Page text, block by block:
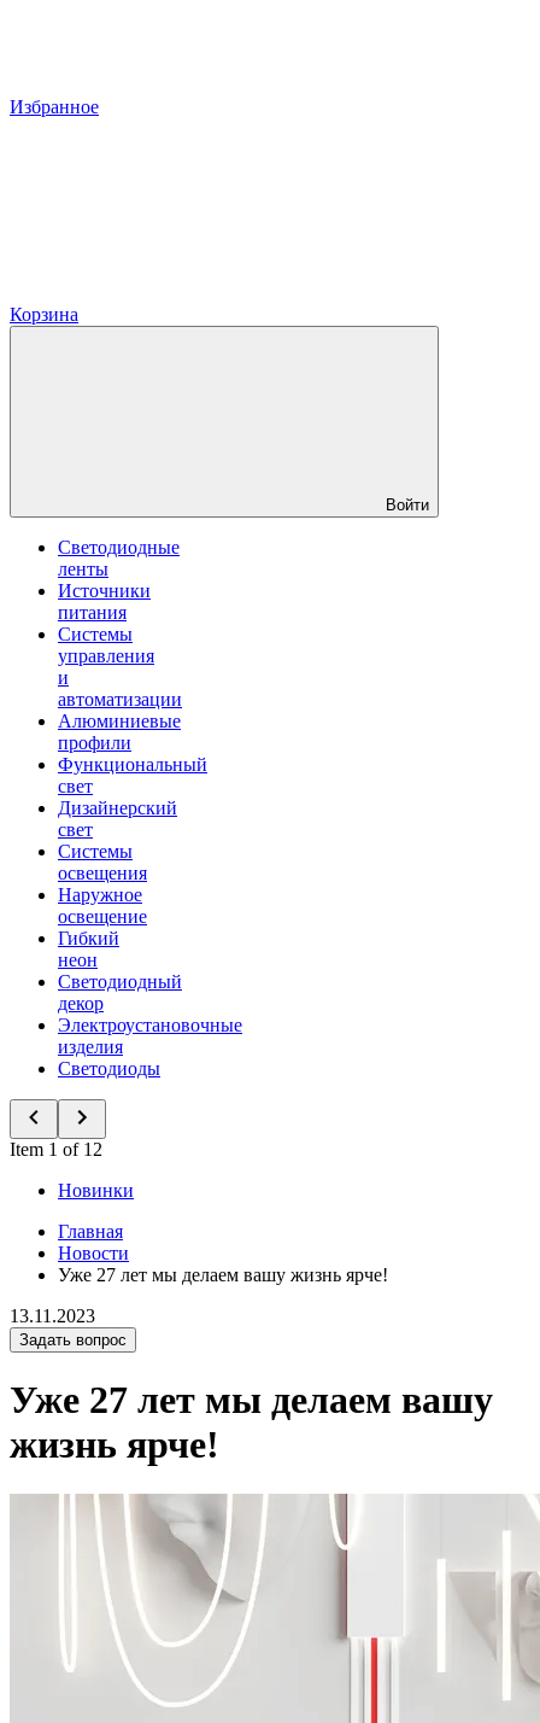
Избранное
Корзина
Войти
Светодиодные
ленты
Источники
питания
Системы
управления
и
автоматизации
Алюминиевые
профили
Функциональный
свет
Дизайнерский
свет
Системы
освещения
Наружное
освещение
Гибкий
неон
Светодиодный
декор
Электроустановочные
изделия
Светодиоды
Item 1 of 12
Новинки
Главная
Новости
Уже 27 лет мы делаем вашу жизнь ярче!
13.11.2023
Задать вопрос
Уже 27 лет мы делаем вашу
жизнь ярче!